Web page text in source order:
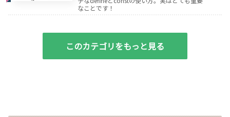
なことです！
このカテゴリをもっと見る